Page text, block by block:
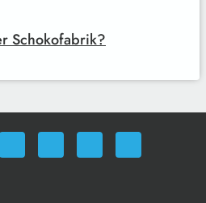
Schokofabrik?